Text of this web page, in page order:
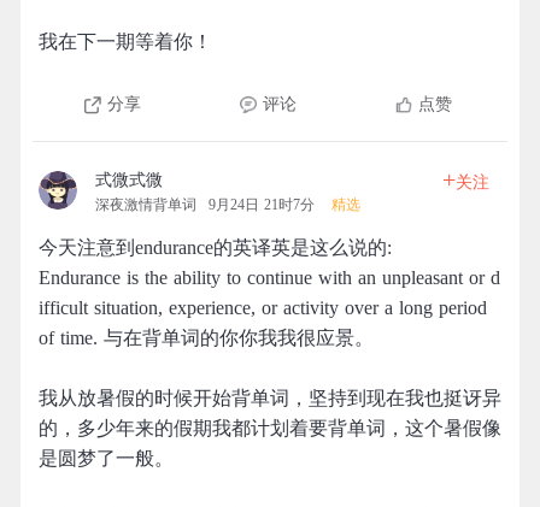
我在下一期等着你！
分享 评论 点赞
式微式微
深夜激情背单词 9月24日 21时7分 精选
+关注
今天注意到endurance的英译英是这么说的:
Endurance is the ability to continue with an unpleasant or d
ifficult situation, experience, or activity over a long period
of time. 与在背单词的你你我我很应景。
我从放暑假的时候开始背单词，坚持到现在我也挺讶异
的，多少年来的假期我都计划着要背单词，这个暑假像
是圆梦了一般。